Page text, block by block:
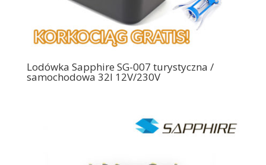
Lodówka Sapphire SG-007 turystyczna /
samochodowa 32l 12V/230V